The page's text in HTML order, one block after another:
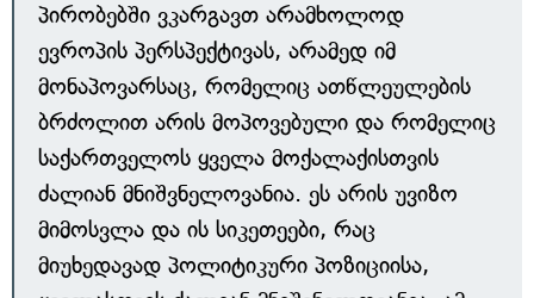
პირობებში ვკარგავთ არამხოლოდ
ევროპის პერსპექტივას, არამედ იმ
მონაპოვარსაც, რომელიც ათწლეულების
ბრძოლით არის მოპოვებული და რომელიც
საქართველოს ყველა მოქალაქისთვის
ძალიან მნიშვნელოვანია. ეს არის უვიზო
მიმოსვლა და ის სიკეთეები, რაც
მიუხედავად პოლიტიკური პოზიციისა,